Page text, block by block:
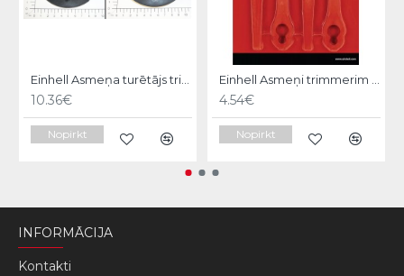
Einhell Asmeņa turētājs trimerim
10.36€
Nopirkt
Einhell Asmeņi trimmerim 20gb.
4.54€
Nopirkt
INFORMĀCIJA
Kontakti